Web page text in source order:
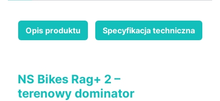
Opis produktu Specyfikacja techniczna
NS Bikes Rag+ 2 –
terenowy dominator